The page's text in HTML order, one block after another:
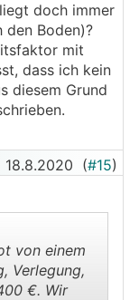
machst
in die
sein oder?
man einen
IDM,
das Hand
doch immer
den Boden)?
mit
dass ich kein
diesem Grund
18.8.2020 (#15)
von einem
Verlegung,
€. Wir